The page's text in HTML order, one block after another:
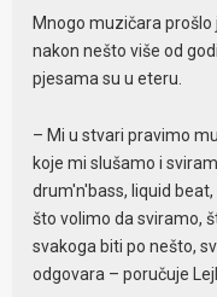
Mnogo muzičara prošlo
nakon nešto više od
pjesama su u eteru.
– Mi u stvari pravimo
koje mi slušamo i
drum'n'bass, liquid
što volimo da sviramo,
svakoga biti po nešto,
odgovara – poručuje